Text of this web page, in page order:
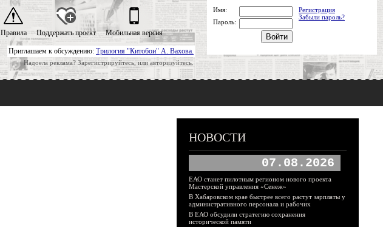
Приглашаем к обсуждению: Трилогия "Китобои" А. Вахова.
Надоела реклама? Зарегистрируйтесь, или авторизуйтесь.
Правила Поддержать проект Мобильная версия
Имя:
Регистрация
Забыли пароль?
Пароль:
НОВОСТИ
07.08.2026
ЕАО станет пилотным регионом нового проекта
Мастерской управления «Сенеж»
В Хабаровском крае быстрее всего растут зарплаты у
административного персонала и рабочих
В ЕАО обсудили стратегию сохранения
исторической памяти